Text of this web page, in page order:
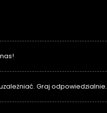
Graj odpowiedzialnie.